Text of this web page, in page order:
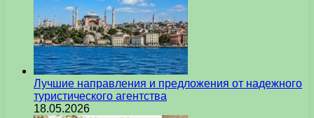
Лучшие направления и предложения от надежного
туристического агентства
18.05.2026